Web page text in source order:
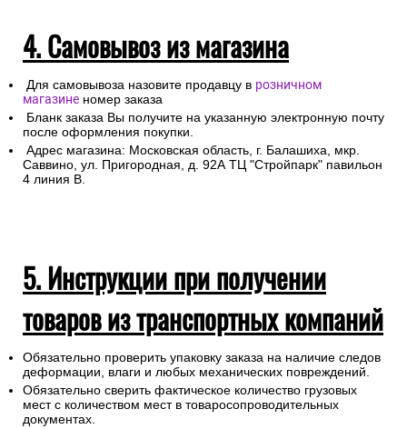
4. Самовывоз из магазина
Для самовывоза назовите продавцу в розничном
магазине номер заказа
Бланк заказа Вы получите на указанную электронную почту
после оформления покупки.
Адрес магазина: Московская область, г. Балашиха, мкр.
Саввино, ул. Пригородная, д. 92А ТЦ "Стройпарк" павильон
4 линия В.
5. Инструкции при получении
товаров из транспортных компаний
Обязательно проверить упаковку заказа на наличие следов
деформации, влаги и любых механических повреждений.
Обязательно сверить фактическое количество грузовых
мест с количеством мест в товаросопроводительных
документах.